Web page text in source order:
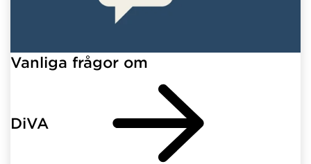
Vanliga frågor om
DiVA